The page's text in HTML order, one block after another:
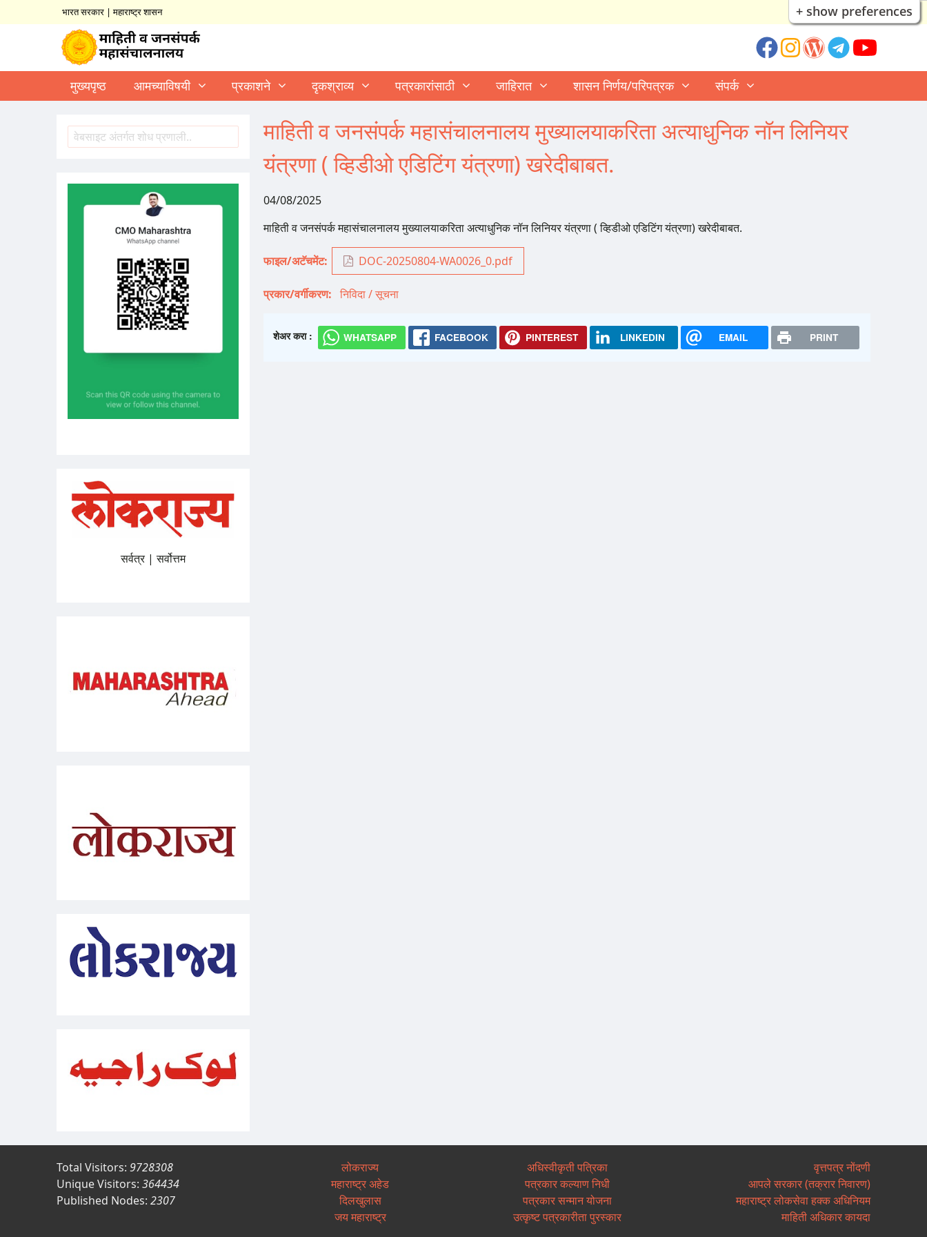
+ show preferences
भारत सरकार |महाराष्ट्र शासन
मुख्यपृष्ठ आमच्याविषयी प्रकाशने दृकश्राव्य पत्रकारांसाठी जाहिरात शासन निर्णय/परिपत्रक संपर्क
माहिती व जनसंपर्क महासंचालनालय मुख्यालयाकरिता अत्याधुनिक नॉन लिनियर
यंत्रणा ( व्हिडीओ एडिटिंग यंत्रणा) खरेदीबाबत.
04/08/2025
माहिती व जनसंपर्क महासंचालनालय मुख्यालयाकरिता अत्याधुनिक नॉन लिनियर यंत्रणा ( व्हिडीओ एडिटिंग यंत्रणा) खरेदीबाबत.
फाइल/अटॅचमेंट DOC-20250804-WA0026_0.pdf
प्रकार/वर्गीकरण निविदा / सूचना
शेअर करा : WHATSAPP FACEBOOK PINTEREST LINKEDIN EMAIL PRINT
शोध
Search
सर्वत्र | सर्वोत्तम
Total Visitors: 9728308
Unique Visitors: 364434
Published Nodes: 2307
लोकराज्य
महाराष्ट्र अहेड
दिलखुलास
जय महाराष्ट्र
अधिस्वीकृती पत्रिका
पत्रकार कल्याण निधी
पत्रकार सन्मान योजना
उत्कृष्ट पत्रकारीता पुरस्कार
वृत्तपत्र नोंदणी
आपले सरकार (तक्रार निवारण)
महाराष्ट्र लोकसेवा हक्क अधिनियम
माहिती अधिकार कायदा